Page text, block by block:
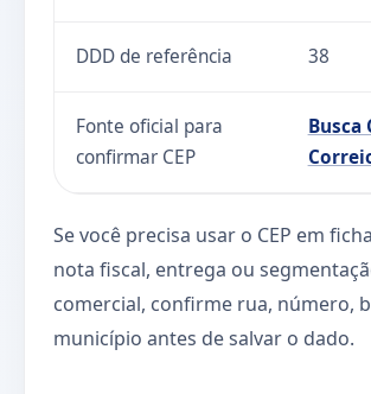
DDD de referência 38
Fonte oficial para
confirmar CEP
Busca
Se você precisa usar o CEP em
nota fiscal, entrega ou
comercial, confirme rua, número,
município antes de salvar o dado.